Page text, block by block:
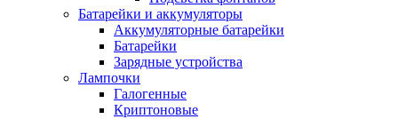
Батарейки и аккумуляторы
Аккумуляторные батарейки
Батарейки
Зарядные устройства
Лампочки
Галогенные
Криптоновые